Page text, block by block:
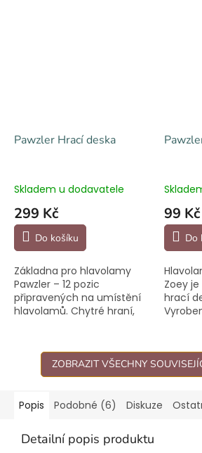
Pawzler Hrací deska
Skladem u dodavatele
299 Kč
Do košíku
Základna pro hlavolamy
Pawzler – 12 pozic
připravených na umístění
hlavolamů. Chytré hraní,
99 Kč
Do
Zoey
hrací
ZOBRAZIT VŠECHNY
Popis Podobné (6) Diskuze
Detailní popis produktu